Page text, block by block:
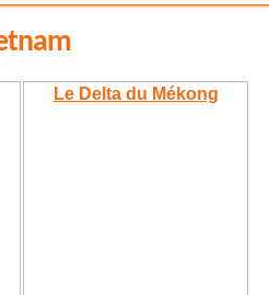
Le Delta du Mékong